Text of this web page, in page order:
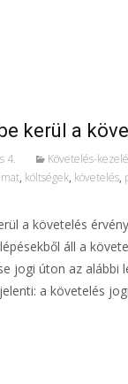
kerül a
4. Követelés-
, költségek, követelés,
a követelés
áll a
jogi úton az alábbi
a követelés jogi